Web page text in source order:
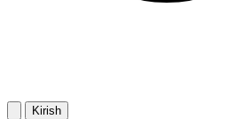
Kirish